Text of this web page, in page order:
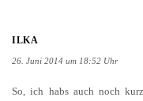
ILKA
26. Juni 2014 um 18:52 Uhr
So, ich habs auch noch